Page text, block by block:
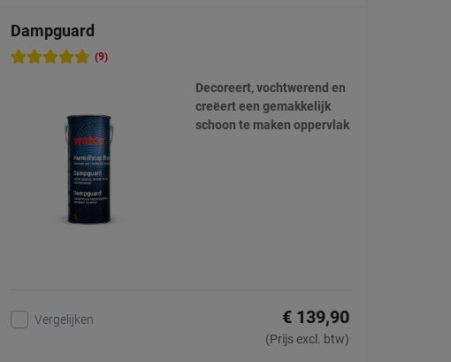
Dampguard
(9)
Decoreert, vochtwerend en
creëert een gemakkelijk
schoon te maken oppervlak
Vergelijken € 139,90
(Prijs excl. btw)